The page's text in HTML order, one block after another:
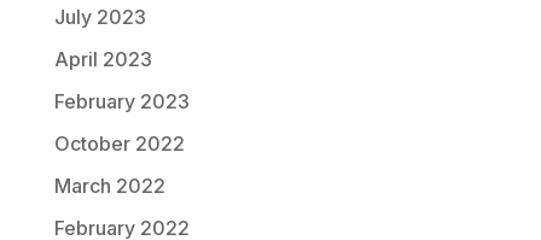
July 2023
April 2023
February 2023
October 2022
March 2022
February 2022